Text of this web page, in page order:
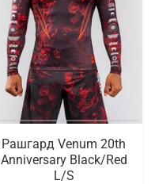
Рашгард Venum 20th
Anniversary Black/Red
L/S